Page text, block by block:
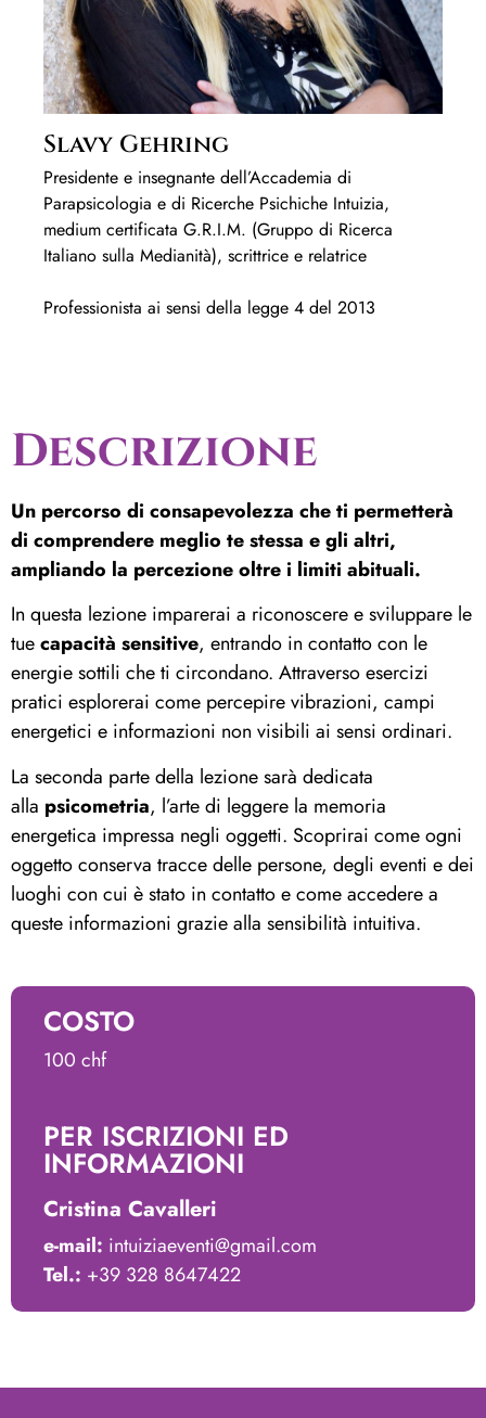
Slavy Gehring
Presidente e insegnante dell’Accademia di
Parapsicologia e di Ricerche Psichiche Intuizia,
medium certificata G.R.I.M. (Gruppo di Ricerca
Italiano sulla Medianità), scrittrice e relatrice
Professionista ai sensi della legge 4 del 2013
Descrizione
Un percorso di consapevolezza che ti permetterà
di comprendere meglio te stessa e gli altri,
ampliando la percezione oltre i limiti abituali.
In questa lezione imparerai a riconoscere e sviluppare le
tuecapacità sensitive, entrando in contatto con le
energie sottili che ti circondano. Attraverso esercizi
pratici esplorerai come percepire vibrazioni, campi
energetici e informazioni non visibili ai sensi ordinari.
La seconda parte della lezione sarà dedicata
alla psicometria, l’arte di leggere la memoria
energetica impressa negli oggetti. Scoprirai come ogni
oggetto conserva tracce delle persone, degli eventi e dei
luoghi con cui è stato in contatto e come accedere a
queste informazioni grazie alla sensibilità intuitiva.
COSTO
100 chf
PER ISCRIZIONI ED
INFORMAZIONI
Cristina Cavalleri
e-mail: intuiziaeventi@gmail.com
Tel.: +39 328 8647422